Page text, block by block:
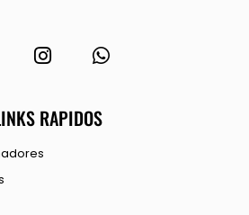
RAPIDOS